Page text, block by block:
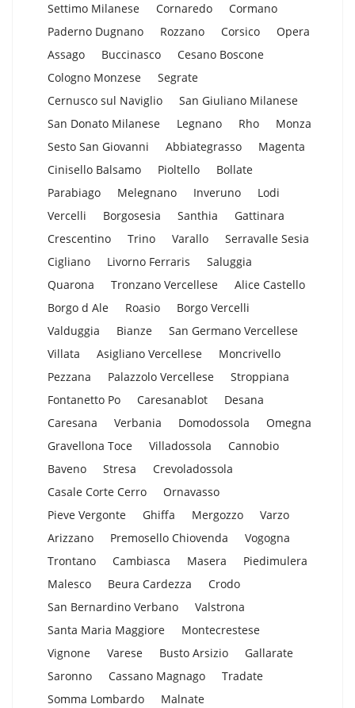
Settimo Milanese
Cornaredo
Cormano
Paderno Dugnano
Rozzano Corsico
Opera
Assago
Buccinasco
Cesano Boscone
Cologno Monzese
Segrate
Cernusco sul Naviglio
San Giuliano Milanese
San Donato Milanese
Legnano Rho
Monza
Sesto San Giovanni
Abbiategrasso
Magenta
Cinisello Balsamo
Pioltello
Bollate
Parabiago
Melegnano Inveruno
Lodi
Vercelli
Borgosesia Santhia
Gattinara
Crescentino
Trino Varallo
Serravalle Sesia
Cigliano
Livorno Ferraris
Saluggia
Quarona
Tronzano Vercellese
Alice Castello
Borgo d Ale
Roasio
Borgo Vercelli
Valduggia
Bianze
San Germano Vercellese
Villata
Asigliano Vercellese
Moncrivello
Pezzana
Palazzolo Vercellese
Stroppiana
Fontanetto Po
Caresanablot
Desana
Caresana
Verbania Domodossola
Omegna
Gravellona Toce
Villadossola
Cannobio
Baveno
Stresa
Crevoladossola
Casale Corte Cerro
Ornavasso
Pieve Vergonte
Ghiffa Mergozzo
Varzo
Arizzano
Premosello Chiovenda
Vogogna
Trontano
Cambiasca Masera
Piedimulera
Malesco
Beura Cardezza
Crodo
San Bernardino Verbano
Valstrona
Santa Maria Maggiore
Montecrestese
Vignone
Varese Busto Arsizio
Gallarate
Saronno
Cassano Magnago
Tradate
Somma Lombardo
Malnate